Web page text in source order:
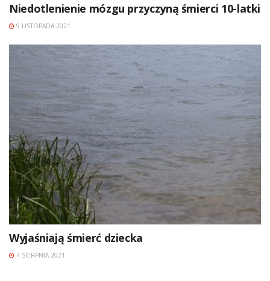
Niedotlenienie mózgu przyczyną śmierci 10-latki
9 LISTOPADA 2021
Wyjaśniają śmierć dziecka
4 SIERPNIA 2021